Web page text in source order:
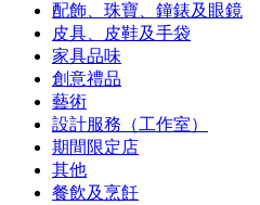
配飾、珠寶、鐘錶及眼鏡
皮具、皮鞋及手袋
家具品味
創意禮品
藝術
設計服務（工作室）
期間限定店
其他
餐飲及烹飪